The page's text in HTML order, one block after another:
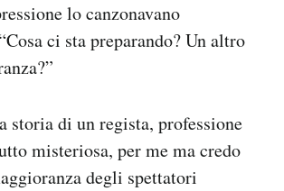
lo canzonavano
ci sta preparando? Un altro
storia di un regista, professione
misteriosa, per me ma credo
degli spettatori